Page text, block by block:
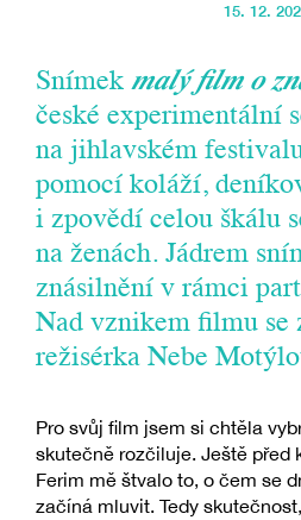
15. 12.
Snímek malý film o
české experimentální
na jihlavském
pomocí koláží,
i zpovědí celou škálu
na ženách. Jádrem
znásilnění v rámci
Nad vznikem filmu se
režisérka Nebe
Pro svůj film jsem si chtěla
skutečně rozčiluje. Ještě před
Ferim mě štvalo to, o čem se
začíná mluvit. Tedy